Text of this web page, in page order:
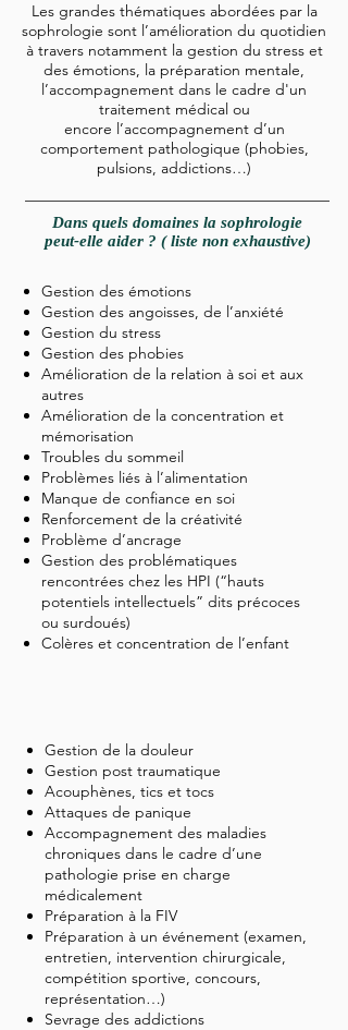
Les grandes thématiques abordées par la
sophrologie sont l’amélioration du quotidien
à travers notamment la gestion du stress et
des émotions, la préparation mentale,
l’accompagnement dans le cadre d'un
traitement médical ou
encore l’accompagnement d’un
comportement pathologique (phobies,
pulsions, addictions…)
Dans quels domaines la sophrologie
peut-elle aider ? ( liste non exhaustive)
Gestion des émotions
Gestion des angoisses, de l’anxiété
Gestion du stress
Gestion des phobies
Amélioration de la relation à soi et aux
autres
Amélioration de la concentration et
mémorisation
Troubles du sommeil
Problèmes liés à l’alimentation
Manque de confiance en soi
Renforcement de la créativité
Problème d’ancrage
Gestion des problématiques
rencontrées chez les HPI (“hauts
potentiels intellectuels” dits précoces
ou surdoués)
Colères et concentration de l’enfant
Gestion de la douleur
Gestion post traumatique
Acouphènes, tics et tocs
Attaques de panique
Accompagnement des maladies
chroniques dans le cadre d’une
pathologie prise en charge
médicalement
Préparation à la FIV
Préparation à un événement (examen,
entretien, intervention chirurgicale,
compétition sportive, concours,
représentation…)
Sevrage des addictions